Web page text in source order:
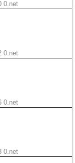
0.net
0.net
0.net
0.net